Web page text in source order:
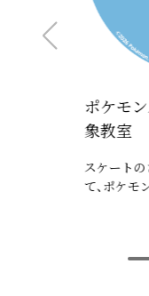
ポケモ
象教室
スケート
て、ポケ